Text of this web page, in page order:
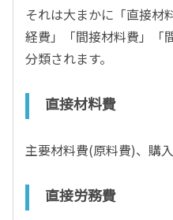
それは大まかに「直接材
経費」「間接材料費」「
分類されます。
直接材料費
主要材料費(原料費)、購
直接労務費